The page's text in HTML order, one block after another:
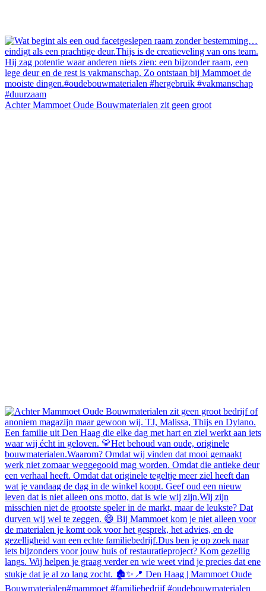
Achter Mammoet Oude Bouwmaterialen zit geen groot